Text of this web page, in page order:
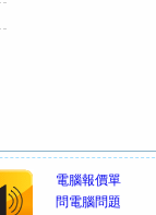
電腦報價單
問電腦問題